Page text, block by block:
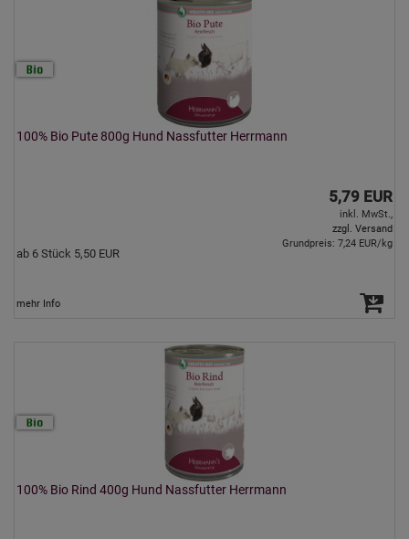
100% Bio Pute 800g Hund Nassfutter Herrmann
5,79 EUR
inkl. MwSt.,
zzgl. Versand
ab 6 Stück 5,50 EUR
Grundpreis: 7,24 EUR/kg
mehr Info
100% Bio Rind 400g Hund Nassfutter Herrmann